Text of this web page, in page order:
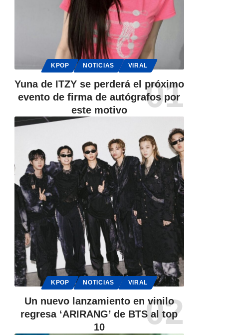
KPOP NOTICIAS VIRAL
Yuna de ITZY se perderá el próximo
evento de firma de autógrafos por
este motivo
KPOP NOTICIAS VIRAL
Un nuevo lanzamiento en vinilo
regresa ‘ARIRANG’ de BTS al top
10